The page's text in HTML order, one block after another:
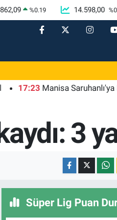
%0.19 14.598,00 %0
Manisa Saruhanlı'ya
3
Süper Lig Puan